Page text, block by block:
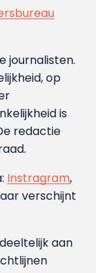
journalisten.
op
is
redactie
Instragram,
verschijnt
aan